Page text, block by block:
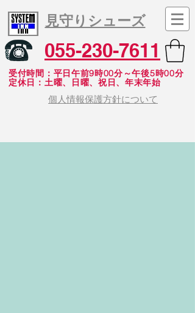
見守りシューズ
055-230-7611
受付時間：平日午前9時00分～午後5時00分
​定休日：土曜、日曜、祝日、年末年始
個人情報保護方針について